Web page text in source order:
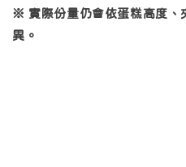
※ 實際份量仍會依蛋糕高度、
異。